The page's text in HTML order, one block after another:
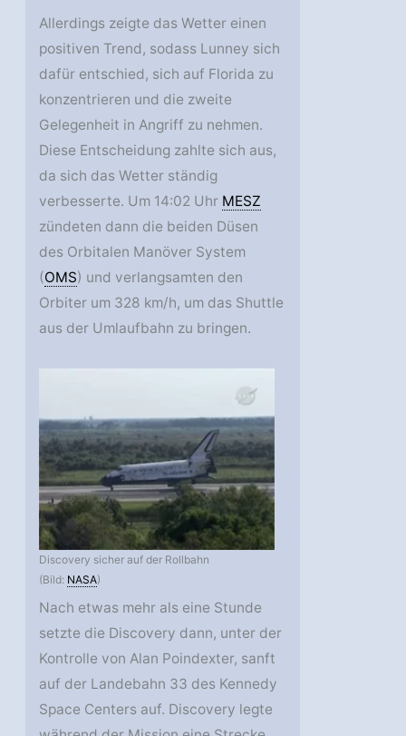
Allerdings zeigte das Wetter einen
positiven Trend, sodass Lunney sich
dafür entschied, sich auf Florida zu
konzentrieren und die zweite
Gelegenheit in Angriff zu nehmen.
Diese Entscheidung zahlte sich aus,
da sich das Wetter ständig
verbesserte. Um 14:02 Uhr MESZ
zündeten dann die beiden Düsen
des Orbitalen Manöver System
(OMS) und verlangsamten den
Orbiter um 328 km/h, um das Shuttle
aus der Umlaufbahn zu bringen.
Discovery sicher auf der Rollbahn
(Bild: NASA)
Nach etwas mehr als eine Stunde
setzte die Discovery dann, unter der
Kontrolle von Alan Poindexter, sanft
auf der Landebahn 33 des Kennedy
Space Centers auf. Discovery legte